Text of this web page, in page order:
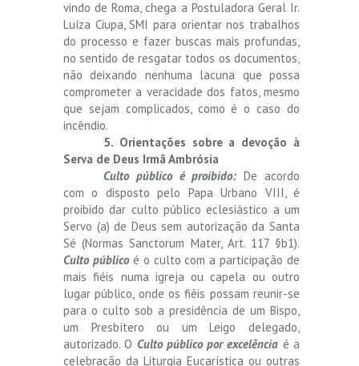
vindo de Roma, chega a Postuladora Geral Ir.
Luíza Ciupa, SMI para orientar nos trabalhos
do processo e fazer buscas mais profundas,
no sentido de resgatar todos os documentos,
não deixando nenhuma lacuna que possa
comprometer a veracidade dos fatos, mesmo
que sejam complicados, como é o caso do
incêndio.
5. Orientações sobre a devoção à
Serva de Deus Irmã Ambrósia
Culto público é proibido: De acordo
com o disposto pelo Papa Urbano VIII, é
proibido dar culto público eclesiástico a um
Servo (a) de Deus sem autorização da Santa
Sé (Normas Sanctorum Mater, Art. 117 §b1).
Culto públicoé o culto com a participação de
mais fiéis numa igreja ou capela ou outro
lugar público, onde os fiéis possam reunir-se
para o culto sob a presidência de um Bispo,
um Presbítero ou um Leigo delegado,
autorizado. O Culto público por excelência é a
celebração da Liturgia Eucarística ou outras